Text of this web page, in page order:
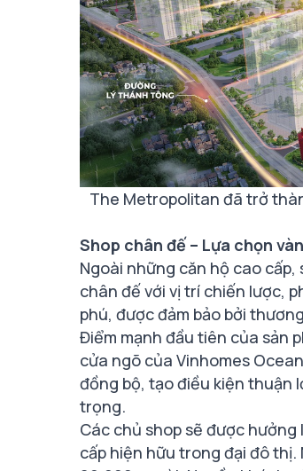
The Metropolitan đã trở
Shop chân đế – Lựa chọn
Ngoài những căn hộ cao
chân đế với vị trí chiến lược,
phú, được đảm bảo bởi
Điểm mạnh đầu tiên của sản
cửa ngõ của Vinhomes
đồng bộ, tạo điều kiện thuận
trọng.
Các chủ shop sẽ được
cấp hiện hữu trong đại đô